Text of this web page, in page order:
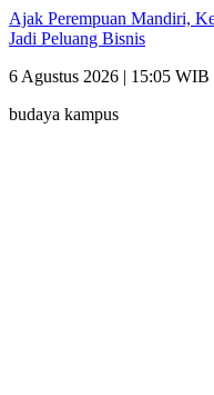
Ajak Perempuan Mandiri,
Jadi Peluang Bisnis
6 Agustus 2026 | 15:05 WIB
budaya kampus